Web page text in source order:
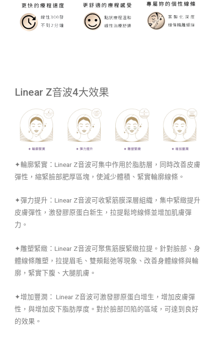
Linear Z音波4大效果
✦輪廓緊實：Linear Z音波可集中作用於脂肪層，同時改善皮膚
彈性，縮緊臉部肥厚區塊，使減少體積、緊實輪廓線條。
✦彈力提升：Linear Z音波可收緊筋膜深層組織，集中緊緻提升
皮膚彈性，激發膠原蛋白新生，拉提鬆垮線條並增加肌膚彈
力。
✦雕塑緊緻：Linear Z音波可聚焦筋膜緊緻拉提。針對臉部、身
體線條雕塑，拉提眉毛、雙頰鬆弛等現象、改善身體線條與輪
廓，緊實下腹、大腿肌膚。
✦增加豐潤： Linear Z音波可激發膠原蛋白增生，增加皮膚彈
性，與增加皮下脂肪厚度。對於臉部凹陷的區域，可達到良好
的效果。